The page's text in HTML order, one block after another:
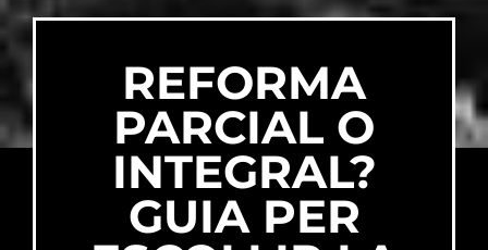
REFORMA
PARCIAL O
INTEGRAL?
GUIA PER